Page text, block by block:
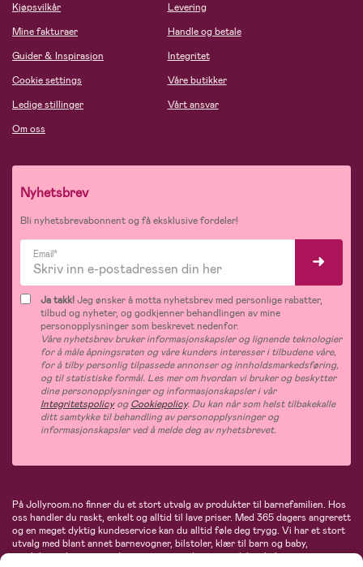
Kjøpsvilkår
Mine fakturaer
Guider & Inspirasjon
Cookie settings
Ledige stillinger
Om oss
Levering
Handle og betale
Integritet
Våre butikker
Vårt ansvar
Nyhetsbrev
Bli nyhetsbrevabonnent og få eksklusive fordeler!
Email*
Ja takk!Jeg ønsker å motta nyhetsbrev med personlige rabatter,
tilbud og nyheter, og godkjenner behandlingen av mine
personopplysninger som beskrevet nedenfor.
Våre nyhetsbrev bruker informasjonskapsler og lignende teknologier
for å måle åpningsraten og våre kunders interesser i tilbudene våre,
for å tilby personlig tilpassede annonser og innholdsmarkedsføring,
og til statistiske formål. Les mer om hvordan vi bruker og beskytter
dine personopplysninger og informasjonskapsler i vår
IntegritetspolicyogCookiepolicy. Du kan når som helst tilbakekalle
ditt samtykke til behandling av personopplysninger og
informasjonskapsler ved å melde deg av nyhetsbrevet.
På Jollyroom.no finner du et stort utvalg av produkter til barnefamilien. Hos
oss handler du raskt, enkelt og alltid til lave priser. Med 365 dagers angrerett
og en meget dyktig kundeservice kan du alltid føle deg trygg. Vi har et stort
utvalg med blant annet barnevogner, bilstoler, klær til barn og baby,
produkter til mor, mengder av inspirerende interiør, leker, babyustyr og mye